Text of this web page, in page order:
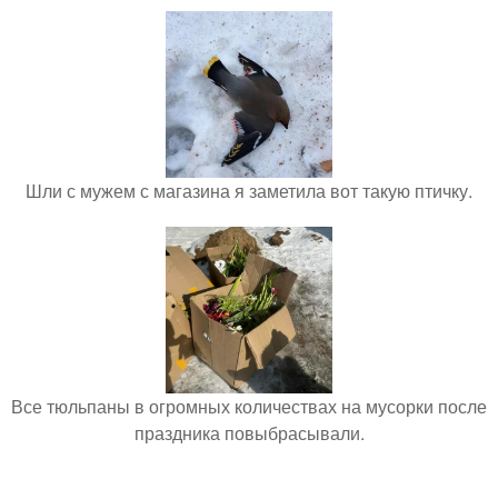
Шли с мужем с магазина я заметила вот такую птичку.
Все тюльпаны в огромных количествах на мусорки после
праздника повыбрасывали.